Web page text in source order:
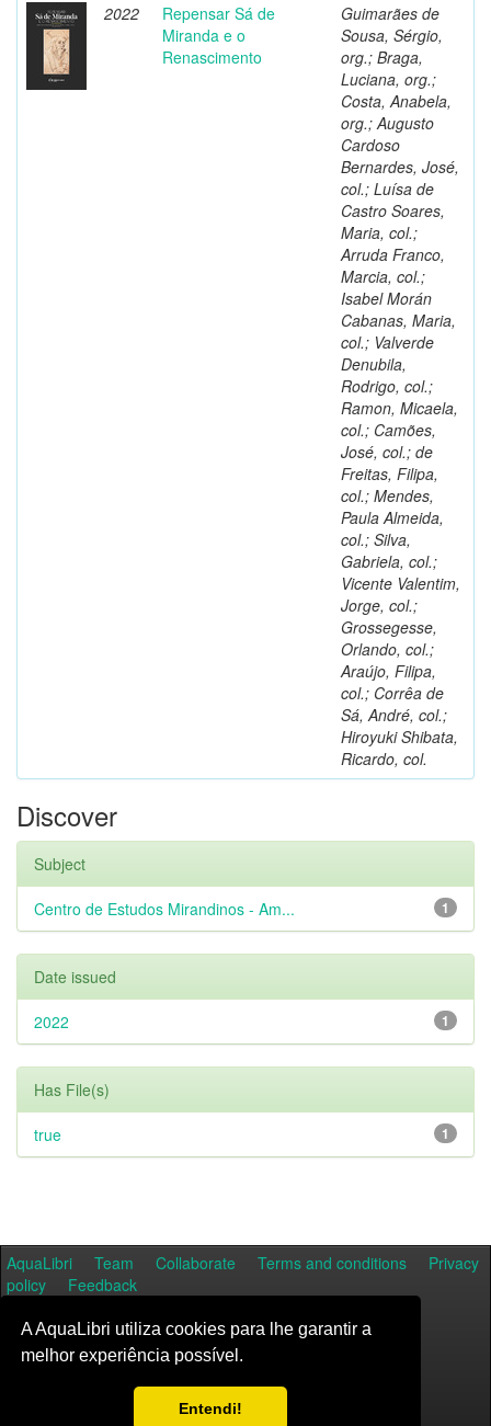
A AquaLibri utiliza cookies para lhe garantir a
melhor experiência possível.
Entendi!
2022
Repensar Sá de
Miranda e o
Renascimento
Guimarães de
Sousa, Sérgio,
org.; Braga,
Luciana, org.;
Costa, Anabela,
org.; Augusto
Cardoso
Bernardes, José,
col.; Luísa de
Castro Soares,
Maria, col.;
Arruda Franco,
Marcia, col.;
Isabel Morán
Cabanas, Maria,
col.; Valverde
Denubila,
Rodrigo, col.;
Ramon, Micaela,
col.; Camões,
José, col.; de
Freitas, Filipa,
col.; Mendes,
Paula Almeida,
col.; Silva,
Gabriela, col.;
Vicente Valentim,
Jorge, col.;
Grossegesse,
Orlando, col.;
Araújo, Filipa,
col.; Corrêa de
Sá, André, col.;
Hiroyuki Shibata,
Ricardo, col.
Discover
Subject
1
Centro de Estudos Mirandinos - Am...
Date issued
1
2022
Has File(s)
1
true
AquaLibri Team Collaborate Terms and conditions
Privacy
policy
Feedback